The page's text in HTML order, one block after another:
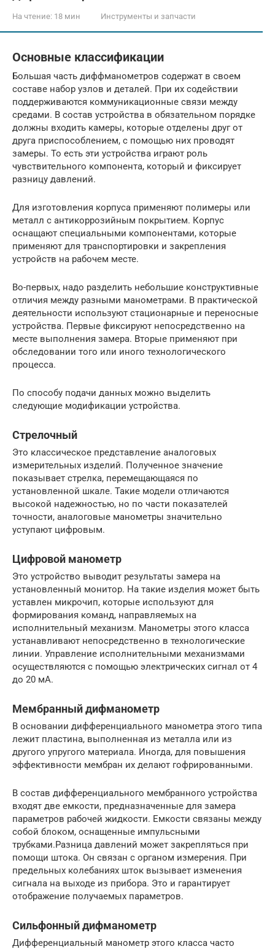
На чтение: 18 мин Инструменты и запчасти
Основные классификации
Большая часть диффманометров содержат в своем
составе набор узлов и деталей. При их содействии
поддерживаются коммуникационные связи между
средами. В состав устройства в обязательном порядке
должны входить камеры, которые отделены друг от
друга приспособлением, с помощью них проводят
замеры. То есть эти устройства играют роль
чувствительного компонента, который и фиксирует
разницу давлений.
Для изготовления корпуса применяют полимеры или
металл с антикоррозийным покрытием. Корпус
оснащают специальными компонентами, которые
применяют для транспортировки и закрепления
устройств на рабочем месте.
Во-первых, надо разделить небольшие конструктивные
отличия между разными манометрами. В практической
деятельности используют стационарные и переносные
устройства. Первые фиксируют непосредственно на
месте выполнения замера. Вторые применяют при
обследовании того или иного технологического
процесса.
По способу подачи данных можно выделить
следующие модификации устройства.
Стрелочный
Это классическое представление аналоговых
измерительных изделий. Полученное значение
показывает стрелка, перемещающаяся по
установленной шкале. Такие модели отличаются
высокой надежностью, но по части показателей
точности, аналоговые манометры значительно
уступают цифровым.
Цифровой манометр
Это устройство выводит результаты замера на
установленный монитор. На такие изделия может быть
уставлен микрочип, которые используют для
формирования команд, направляемых на
исполнительный механизм. Манометры этого класса
устанавливают непосредственно в технологические
линии. Управление исполнительными механизмами
осуществляются с помощью электрических сигнал от 4
до 20 мА.
Мембранный дифманометр
В основании дифференциального манометра этого типа
лежит пластина, выполненная из металла или из
другого упругого материала. Иногда, для повышения
эффективности мембран их делают гофрированными.
В состав дифференциального мембранного устройства
входят две емкости, предназначенные для замера
параметров рабочей жидкости. Емкости связаны между
собой блоком, оснащенные импульсными
трубками.Разница давлений может закрепляться при
помощи штока. Он связан с органом измерения. При
предельных колебаниях шток вызывает изменения
сигнала на выходе из прибора. Это и гарантирует
отображение получаемых параметров.
Сильфонный дифманометр
Дифференциальный манометр этого класса часто